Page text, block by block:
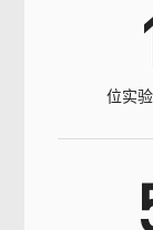
位实